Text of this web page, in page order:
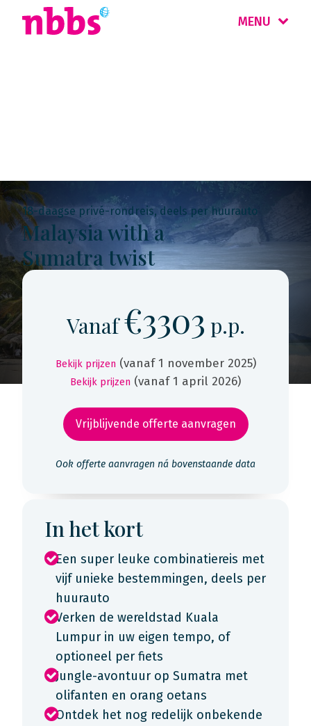
MENU
18-daagse privé-rondreis, deels per huurauto
Malaysia with a
Sumatra twist
Vanaf€3303 p.p.
Bekijk prijzen (vanaf 1 november 2025)
Bekijk prijzen (vanaf 1 april 2026)
Vrijblijvende offerte aanvragen
Ook offerte aanvragen ná bovenstaande data
In het kort
Een super leuke combinatiereis met
vijf unieke bestemmingen, deels per
huurauto
Verken de wereldstad Kuala
Lumpur in uw eigen tempo, of
optioneel per fiets
Jungle-avontuur op Sumatra met
olifanten en orang oetans
Ontdek het nog redelijk onbekende